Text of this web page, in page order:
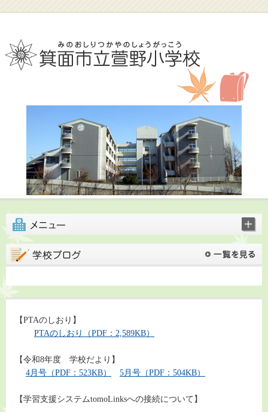
【PTAのしおり】
PTAのしおり（PDF：2,589KB）
【令和8年度 学校だより】
4月号（PDF：523KB）
5月号（PDF：504KB）
【学習支援システムtomoLinksへの接続について】